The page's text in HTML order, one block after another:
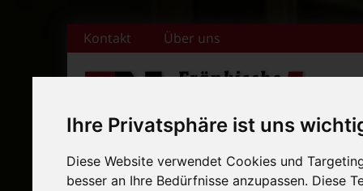
Ihre Privatsphäre ist uns
Diese Website verwendet Cookies und
besser an Ihre Bedürfnisse anzupassen. Diese
Zum Inhalt springen
Kontakt Über uns
Startseite Magazin +++ Blues- und